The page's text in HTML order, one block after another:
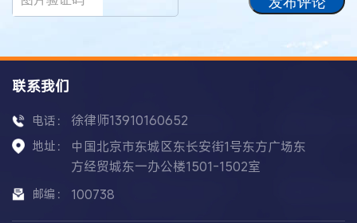
联系我们
电话： 徐律师13910160652
地址：
中国北京市东城区东长安街1号东方广场东
方经贸城东一办公楼1501-1502室
邮编： 100738